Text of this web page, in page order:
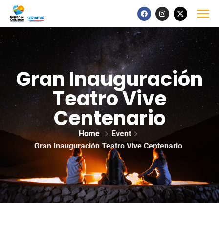
Gran Inauguración
Teatro Vive
Centenario
Home
Event
Gran Inauguración Teatro Vive Centenario